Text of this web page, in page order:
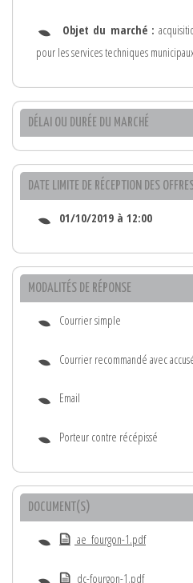
Objet du marché :
pour les services techniques
DÉLAI OU DURÉE DU MARCHÉ
DATE LIMITE DE RÉCEPTION DES
01/10/2019 à 12:00
MODALITÉS DE RÉPONSE
Courrier simple
Courrier recommandé avec
Email
Porteur contre récépissé
DOCUMENT(S)
ae_fourgon-1.pdf
dc-fourgon-1.pdf